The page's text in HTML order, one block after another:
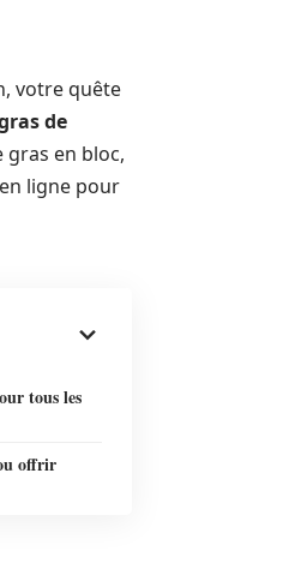
votre quête
de
en bloc,
ligne pour
tous les
offrir